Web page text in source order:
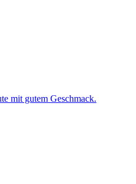
mit gutem Geschmack.